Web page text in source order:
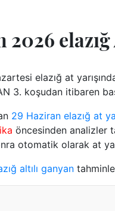
2026
elazığ at
3. koşudan itibaren
29 Haziran elazığ at
öncesinden analizler
otomatik olarak at
altılı ganyan